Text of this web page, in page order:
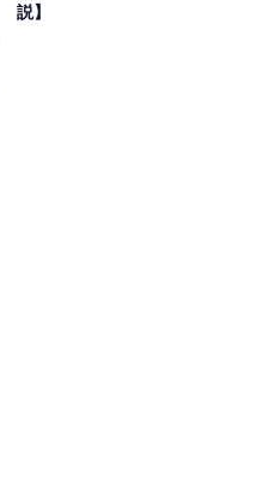
できません。そうすると出
イライラする出品者もい
説】